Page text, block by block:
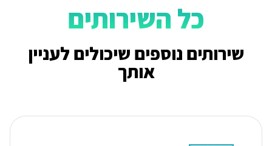
כל השירותים
שירותים נוספים שיכולים לעניין
אותך